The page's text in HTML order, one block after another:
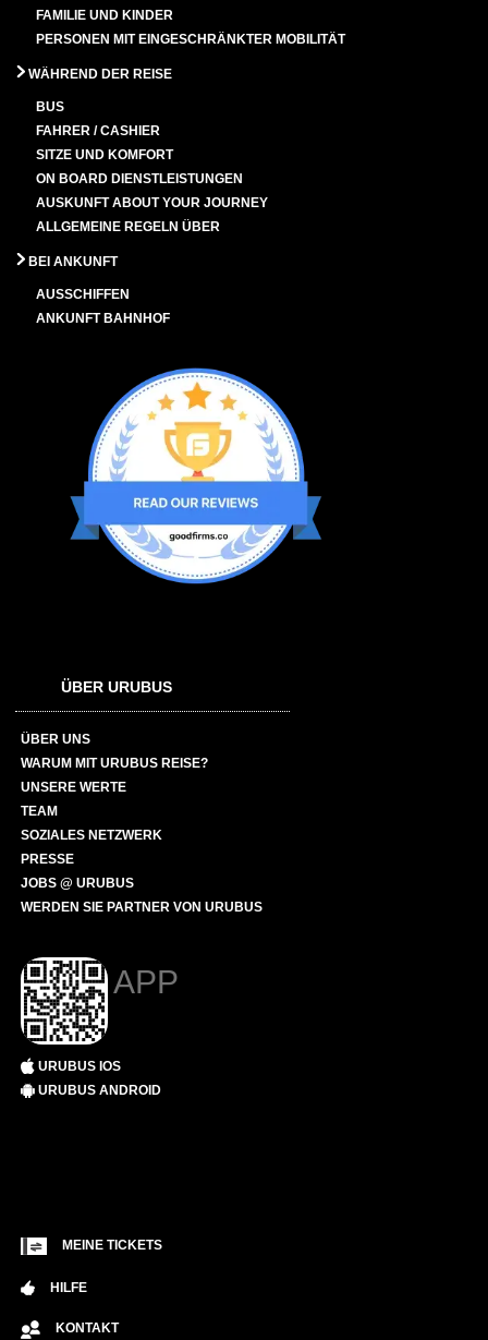
FAMILIE UND KINDER
PERSONEN MIT EINGESCHRÄNKTER MOBILITÄT
WÄHREND DER REISE
BUS
FAHRER / CASHIER
SITZE UND KOMFORT
ON BOARD DIENSTLEISTUNGEN
AUSKUNFT ABOUT YOUR JOURNEY
ALLGEMEINE REGELN ÜBER
BEI ANKUNFT
AUSSCHIFFEN
ANKUNFT BAHNHOF
ÜBER URUBUS
ÜBER UNS
WARUM MIT URUBUS REISE?
UNSERE WERTE
TEAM
SOZIALES NETZWERK
PRESSE
JOBS @ URUBUS
WERDEN SIE PARTNER VON URUBUS
APP
URUBUS IOS
URUBUS ANDROID
MEINE TICKETS
HILFE
KONTAKT